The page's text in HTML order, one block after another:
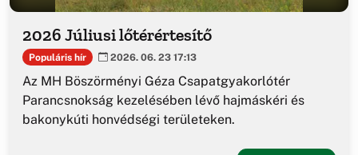
2026 Júliusi lőtérértesítő
Populáris hír 2026. 06. 23 17:13
Az MH Böszörményi Géza Csapatgyakorlótér
Parancsnokság kezelésében lévő hajmáskéri és
bakonykúti honvédségi területeken.